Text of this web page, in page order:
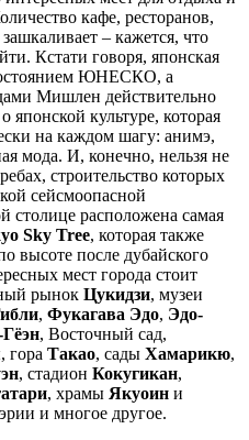
кафе, ресторанов,
– кажется, что
Кстати говоря, японская
ЮНЕСКО, а
Мишлен действительно
японской культуре, которая
на каждом шагу: анимэ,
мода. И, конечно, нельзя не
строительство которых
сейсмоопасной
столице расположена самая
Sky Tree, которая также
высоте после дубайского
мест города стоит
рынок Цукидзи, музеи
, Фукагава Эдо, Эдо-
, Восточный сад,
, гора Такао, сады Хамарикю,
, стадион Кокугикан,
, храмы Якуоин и
и многое другое.